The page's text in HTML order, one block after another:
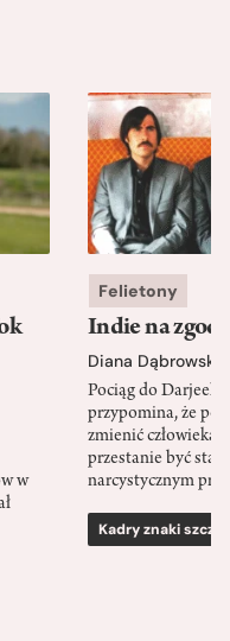
w
Felietony
Indie na
Diana Dąbrowska
Pociąg do
przypomina, że
zmienić człowieka
przestanie być
narcystycznym
Kadry znaki